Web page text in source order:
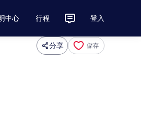
中心 行程 登入
分享 儲存